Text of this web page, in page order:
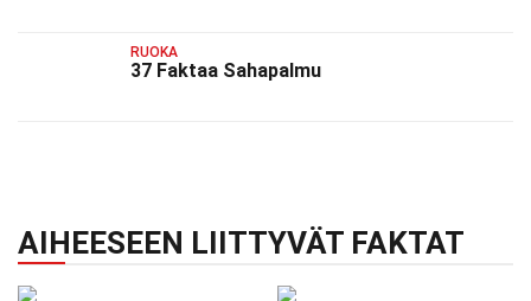
RUOKA
37 Faktaa Sahapalmu
AIHEESEEN LIITTYVÄT FAKTAT